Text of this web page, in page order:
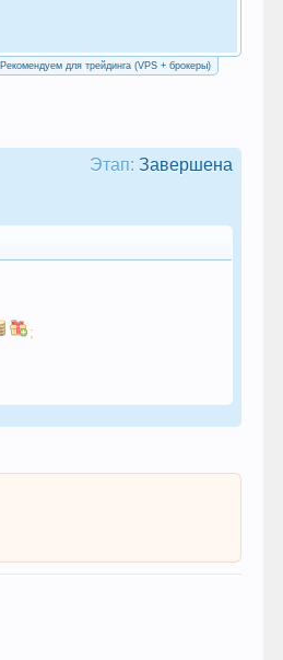
Рекомендуем для трейдинга (VPS + брокеры)
Этап: Завершена
;